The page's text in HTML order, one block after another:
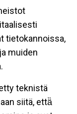
tietokannoissa,
muiden
teknistä
siitä, että̈